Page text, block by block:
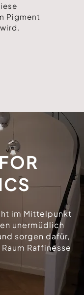
Pigment
im Mittelpunkt
unermüdlich
sorgen dafür,
Raffinesse